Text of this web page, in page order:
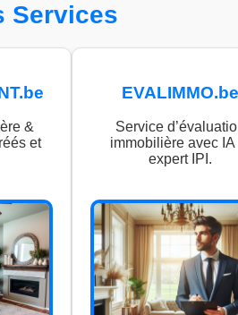
Services
&
et
EVALIMMO.be
Service
immobilière avec IA
expert IPI.